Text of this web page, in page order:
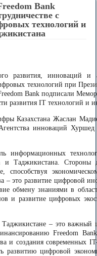
Bank
с
технологий и
развития, инноваций и
технологий при
Bank подписали
развития IT технологий и
Казахстана Жаслан
инноваций
информационных
и Таджикистана. Стороны
способствуя
– это развитие цифровой
обмену знаниями в
и развитие цифровых
Таджикистане – это важный
Freedom
и создания
развитию цифровой